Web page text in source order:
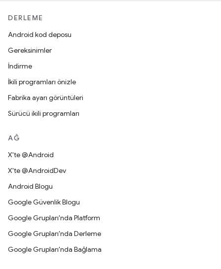
DERLEME
Android kod deposu
Gereksinimler
İndirme
İkili programları önizle
Fabrika ayarı görüntüleri
Sürücü ikili programları
AĞ
X'te @Android
X'te @AndroidDev
Android Blogu
Google Güvenlik Blogu
Google Grupları'nda Platform
Google Grupları'nda Derleme
Google Grupları'nda Bağlama